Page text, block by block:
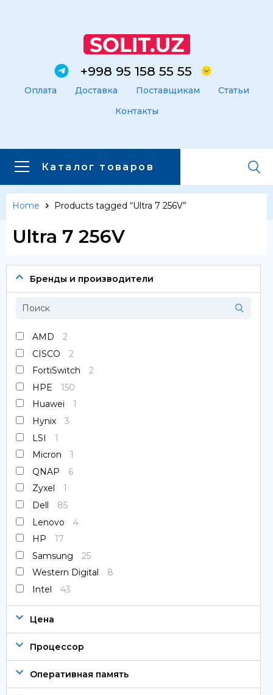
+998 95 158 55 55
Оплата Доставка Поставщикам
Статьи
Контакты
Каталог товаров
Каталог товаров
Сервера
Системы хранения данных
Серверные комплектующие
Оперативная память
SAS диски
SATA диски
Блоки питания
Коммутаторы
Home Products tagged “Ultra 7 256V”
Ultra 7 256V
Бренды и производители
AMD
2
CISCO
2
FortiSwitch
2
HPE
150
Huawei
1
Hynix
3
LSI
1
Micron
1
QNAP
6
Zyxel
1
Dell
85
Lenovo
4
HP
17
Samsung
25
Western Digital
8
Intel
43
Цена
Процессор
Оперативная память